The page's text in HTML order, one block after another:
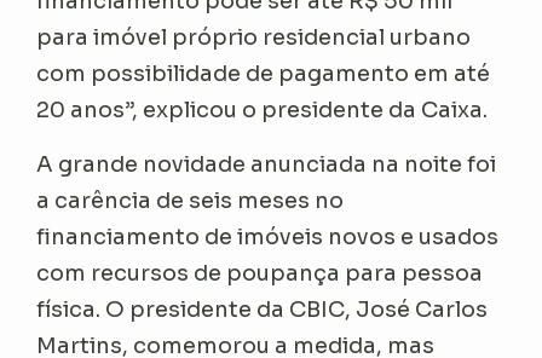
para imóvel próprio residencial urbano
com possibilidade de pagamento em até
20 anos”, explicou o presidente da Caixa.
A grande novidade anunciada na noite foi
a carência de seis meses no
financiamento de imóveis novos e usados
com recursos de poupança para pessoa
física. O presidente da CBIC, José Carlos
Martins, comemorou a medida, mas